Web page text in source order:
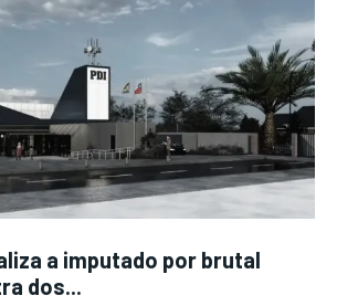
a imputado por brutal
dos...